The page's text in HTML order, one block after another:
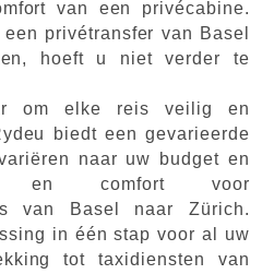
van een privécabine.
privétransfer van Basel
hoeft u niet verder te
om elke reis veilig en
biedt een gevarieerde
naar uw budget en
en comfort voor
van Basel naar Zürich.
in één stap voor al uw
tot taxidiensten van